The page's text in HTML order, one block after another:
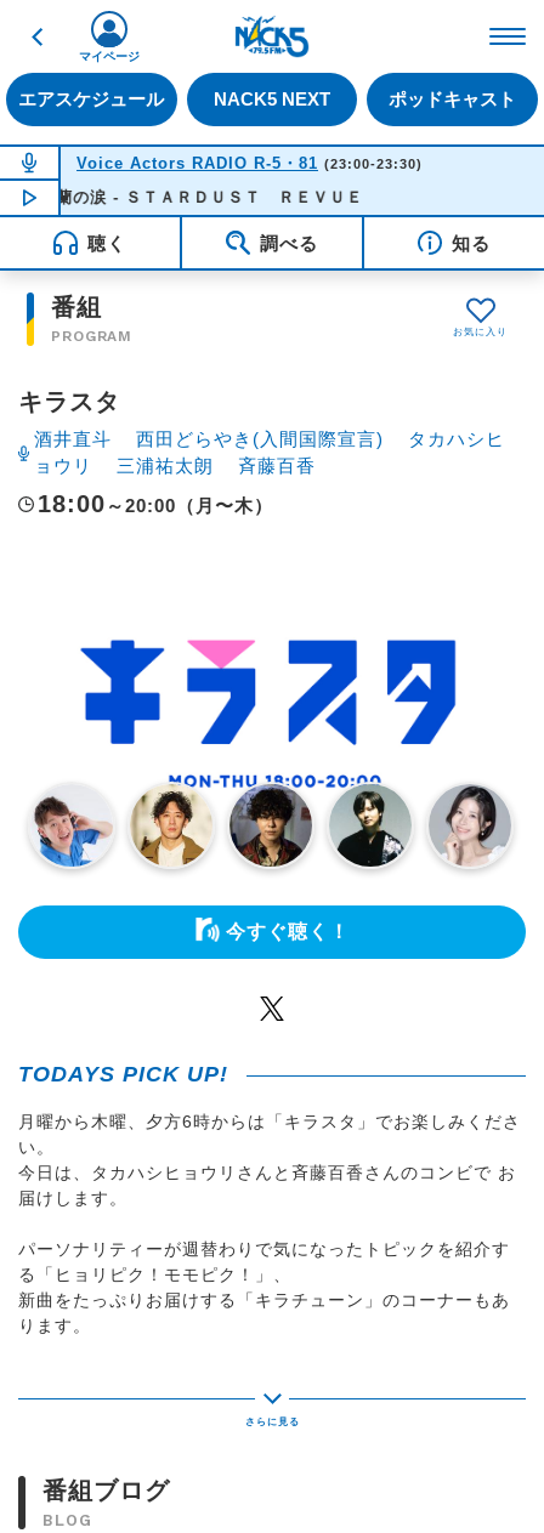
戻る
エアスケジュール NACK5 NEXT ポッドキャスト
マイページ
NOW ON AIR
Voice Actors RADIO R-5・81 (23:00-23:30)
NOW PLAYING23:23
木蘭の涙 - ＳＴＡＲＤＵＳＴ ＲＥＶＵＥ
聴く 調べる 知る
番組
PROGRAM
キラスタ
酒井直斗 西田どらやき(入間国際宣言)
タカハシヒ
ョウリ
三浦祐太朗 斉藤百香
18:00 ～20:00（月〜木）
今すぐ聴く！
TODAYS PICK UP!
月曜から木曜、夕方6時からは「キラスタ」でお楽しみくださ
い。
今日は、タカハシヒョウリさんと斉藤百香さんのコンビで お
届けします。
パーソナリティーが週替わりで気になったトピックを紹介す
る「ヒョリピク！モモピク！」、
新曲をたっぷりお届けする「キラチューン」のコーナーもあ
ります。
スト出演します。
メッセージはキラスタの番組ページから、
Xは #キラスタ です。
番組ブログ
BLOG